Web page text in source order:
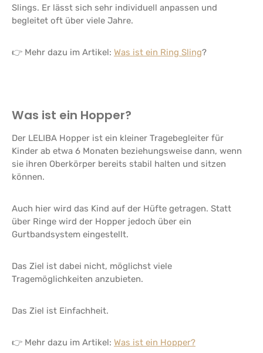
Slings. Er lässt sich sehr individuell anpassen und
begleitet oft über viele Jahre.
👉 Mehr dazu im Artikel: Was ist ein Ring Sling?
Was ist ein Hopper?
Der LELIBA Hopper ist ein kleiner Tragebegleiter für
Kinder ab etwa 6 Monaten beziehungsweise dann, wenn
sie ihren Oberkörper bereits stabil halten und sitzen
können.
Auch hier wird das Kind auf der Hüfte getragen. Statt
über Ringe wird der Hopper jedoch über ein
Gurtbandsystem eingestellt.
Das Ziel ist dabei nicht, möglichst viele
Tragemöglichkeiten anzubieten.
Das Ziel ist Einfachheit.
👉 Mehr dazu im Artikel: Was ist ein Hopper?